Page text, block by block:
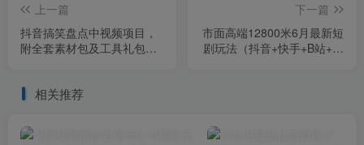
上一篇
抖音搞笑盘点中视频项目，
附全套素材包及工具礼包，
下一篇
市面高端12800米6月最新短
剧玩法（抖音+快手+B站+视
相关推荐